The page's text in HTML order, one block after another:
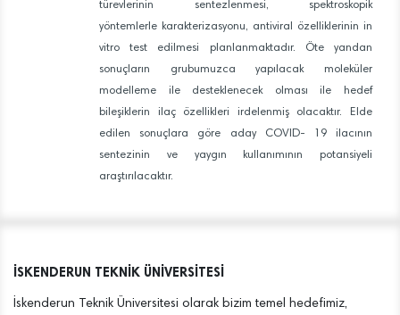
türevlerinin sentezlenmesi, spektroskopik
yöntemlerle karakterizasyonu, antiviral özelliklerinin in
vitro test edilmesi planlanmaktadır. Öte yandan
sonuçların grubumuzca yapılacak moleküler
modelleme ile desteklenecek olması ile hedef
bileşiklerin ilaç özellikleri irdelenmiş olacaktır. Elde
edilen sonuçlara göre aday COVID- 19 ilacının
sentezinin ve yaygın kullanımının potansiyeli
araştırılacaktır.
İSKENDERUN TEKNİK ÜNİVERSİTESİ
İskenderun Teknik Üniversitesi olarak bizim temel hedefimiz,